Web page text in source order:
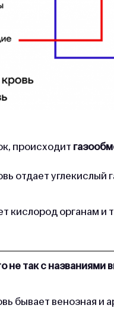
происходит
отдает
кислород органам
не так с названиями
бывает венозная и